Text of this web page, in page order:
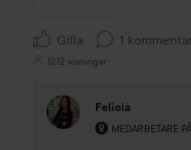
Gilla 1
1212 visningar
Felicia
MEDARBETARE
Användarens